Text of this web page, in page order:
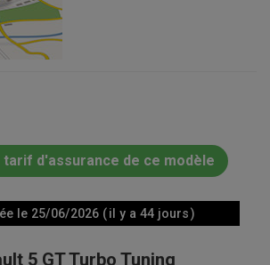
tarif d'assurance de ce modèle
le 25/06/2026 ( il y a 44 jours )
5 GT Turbo Tuning